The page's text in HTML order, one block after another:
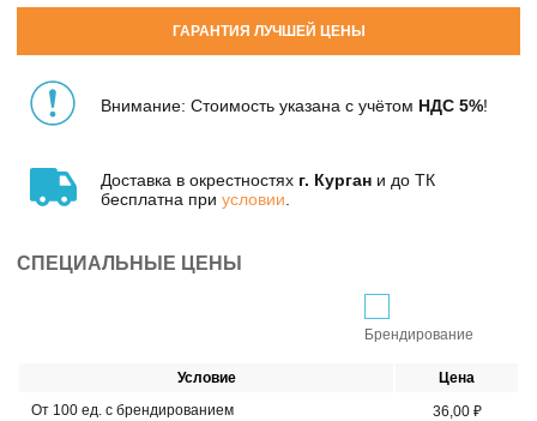
ГАРАНТИЯ ЛУЧШЕЙ ЦЕНЫ
Внимание: Стоимость указана с учётом НДС 5%!
Доставка в окрестностях г. Курган и до ТК
бесплатна при условии
СПЕЦИАЛЬНЫЕ ЦЕНЫ
Брендирование
Условие
Цена
От 100 ед. с брендированием
36,00 ₽